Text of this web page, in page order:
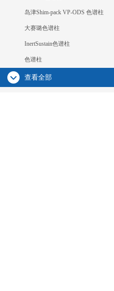
岛津Shim-pack VP-ODS 色谱柱
大赛璐色谱柱
InertSustain色谱柱
色谱柱
查看全部